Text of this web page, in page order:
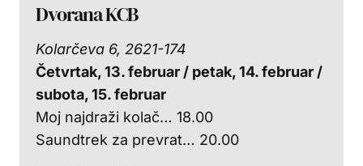
Dvorana KCB
Kolarčeva 6, 2621-174
Četvrtak, 13. februar / petak, 14. februar /
subota, 15. februar
Moj najdraži kolač… 18.00
Saundtrek za prevrat… 20.00